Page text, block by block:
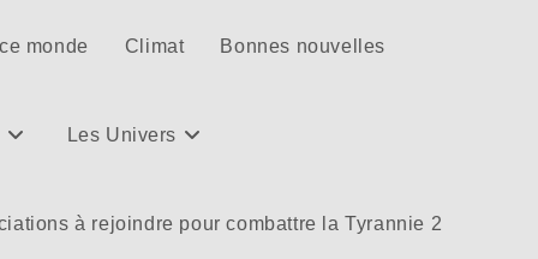
monde Climat Bonnes nouvelles
Les Univers
à rejoindre pour combattre la Tyrannie 2